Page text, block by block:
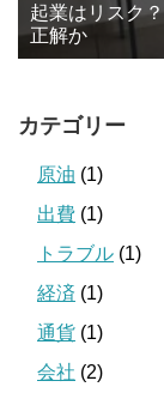
起業はリスク
正解か
カテゴリー
原油 (1)
出費 (1)
トラブル (1)
経済 (1)
通貨 (1)
会社 (2)